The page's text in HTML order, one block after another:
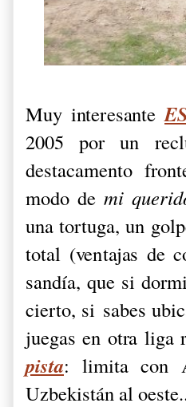
Muy interesante
2005 por un
destacamento
modo de mi
una tortuga, un
total (ventajas de
sandía, que si
cierto, si sabes
juegas en otra liga
pista: limita con
Uzbekistán al